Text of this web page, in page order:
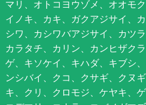
マリ、オトコヨウゾメ、オオモ
イノキ、カキ、ガクアジサイ、
シワ、カシワバアジサイ、カツ
カラタチ、カリン、カンヒザク
ゲ、キソケイ、キハダ、キブシ
ンシバイ、クコ、クサギ、クヌ
キ、クリ、クロモジ、ケヤキ、